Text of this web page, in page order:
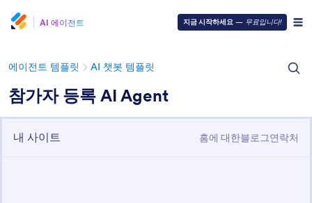
AI 에이전트 지금 시작하세요 — 무료입니다!
에이전트 템플릿 AI 챗봇 템플릿
참가자 등록 AI Agent